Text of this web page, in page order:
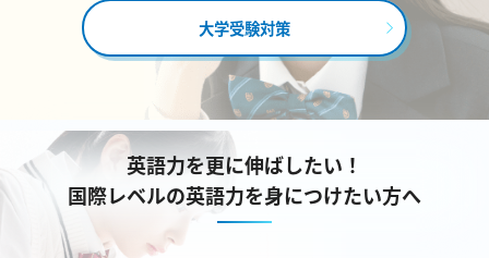
大学受験対策
英語力を更に伸ばしたい！
国際レベルの英語力を身につけたい方へ